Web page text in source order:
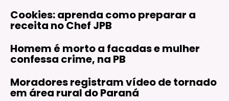
Cookies: aprenda como preparar a
receita no Chef JPB
Homem é morto a facadas e mulher
confessa crime, na PB
Moradores registram vídeo de tornado
em área rural do Paraná